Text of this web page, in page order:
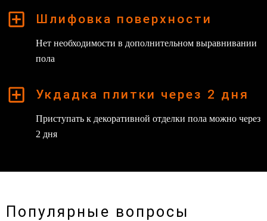
Шлифовка поверхности
Нет необходимости в дополнительном выравнивании
пола
Укдадка плитки через 2 дня
Приступать к декоративной отделки пола можно через
2 дня
Популярные вопросы